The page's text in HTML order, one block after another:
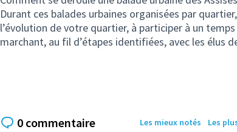
Durant ces balades urbaines organisées par
l’évolution de votre quartier, à participer à un
marchant, au fil d’étapes identifiées, avec les élus
0 commentaire Les mieux notés Les